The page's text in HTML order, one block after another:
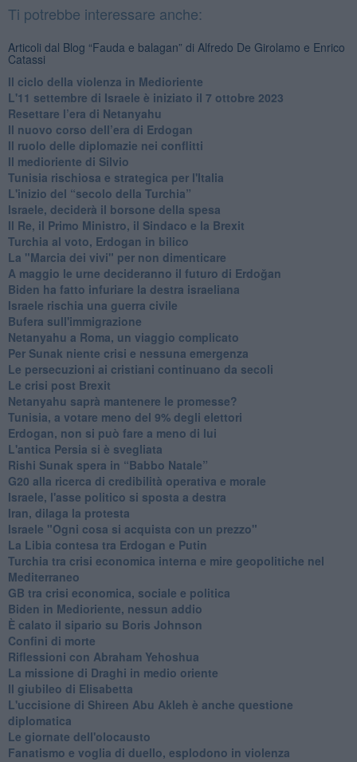
Ti potrebbe interessare anche:
Articoli dal Blog “Fauda e balagan” di Alfredo De Girolamo e Enrico
Catassi
Il ciclo della violenza in Medioriente
L'11 settembre di Israele è iniziato il 7 ottobre 2023
Resettare l’era di Netanyahu
​Il nuovo corso dell’era di Erdogan
Il ruolo delle diplomazie nei conflitti
Il medioriente di Silvio
Tunisia rischiosa e strategica per l'Italia
L'inizio del “secolo della Turchia”
Israele, deciderà il borsone della spesa
Il Re, il Primo Ministro, il Sindaco e la Brexit
Turchia al voto, Erdogan in bilico
La "Marcia dei vivi" per non dimenticare
A maggio le urne decideranno il futuro di Erdoğan
Biden ha fatto infuriare la destra israeliana
Israele rischia una guerra civile
Bufera sull'immigrazione
Netanyahu a Roma, un viaggio complicato
Per Sunak niente crisi e nessuna emergenza
Le persecuzioni ai cristiani continuano da secoli
Le crisi post Brexit
Netanyahu saprà mantenere le promesse?
Tunisia, a votare meno del 9% degli elettori
Erdogan, non si può fare a meno di lui
L'antica Persia si è svegliata
Rishi Sunak spera in “Babbo Natale”
G20 alla ricerca di credibilità operativa e morale
Israele, l'asse politico si sposta a destra
Iran, dilaga la protesta
Israele "Ogni cosa si acquista con un prezzo"
La Libia contesa tra Erdogan e Putin
Turchia tra crisi economica interna e mire geopolitiche nel
Mediterraneo
GB tra crisi economica, sociale e politica
Biden in Medioriente, nessun addio
È calato il sipario su Boris Johnson
Confini di morte
Riflessioni con Abraham Yehoshua
La missione di Draghi in medio oriente
Il giubileo di Elisabetta
L'uccisione di Shireen Abu Akleh è anche questione
diplomatica
Le giornate dell'olocausto
Fanatismo e voglia di duello, esplodono in violenza